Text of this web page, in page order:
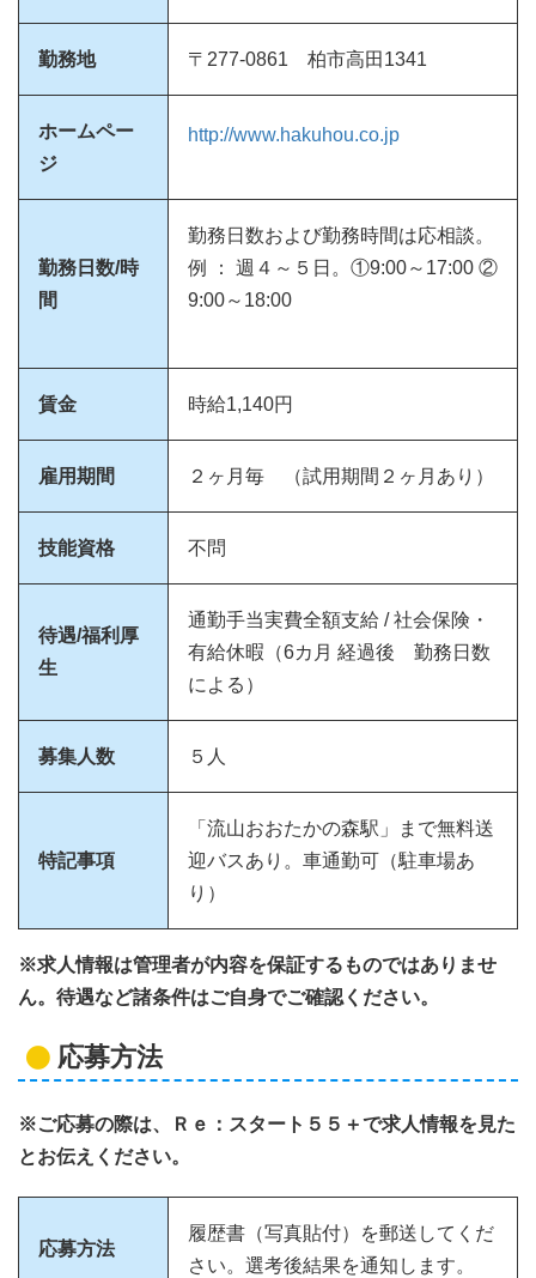
勤務地 〒277-0861 柏市高田1341
ホームペー
ジ
http://www.hakuhou.co.jp
勤務日数/時
間
勤務日数および勤務時間は応相談。
例 ： 週４～５日。①9:00～17:00 ②
9:00～18:00
賃金 時給1,140円
雇用期間 ２ヶ月毎 （試用期間２ヶ月あり）
技能資格 不問
待遇/福利厚
生
通勤手当実費全額支給 / 社会保険・
有給休暇（6カ月 経過後 勤務日数
による）
募集人数 ５人
特記事項
「流山おおたかの森駅」まで無料送
迎バスあり。車通勤可（駐車場あ
り）
※求人情報は管理者が内容を保証するものではありませ
ん。待遇など諸条件はご自身でご確認ください。
応募方法
※ご応募の際は、Ｒｅ：スタート５５＋で求人情報を見た
とお伝えください。
応募方法
履歴書（写真貼付）を郵送してくだ
さい。選考後結果を通知します。